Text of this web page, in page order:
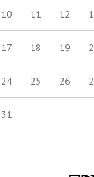
10 11 12
17 18 19
24 25 26
31